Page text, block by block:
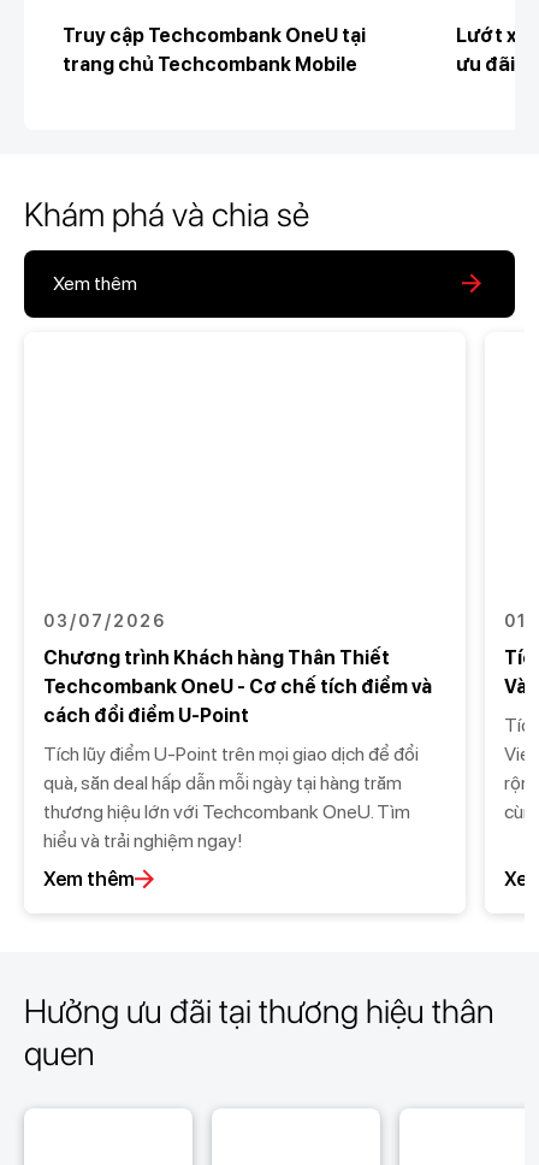
Truy cập Techcombank OneU tại
trang chủ Techcombank Mobile
Lướt
ưu đãi
Khám phá và chia sẻ
Xem thêm
03/07/2026
Chương trình Khách hàng Thân Thiết
Techcombank OneU - Cơ chế tích điểm và
cách đổi điểm U-Point
Tích lũy điểm U-Point trên mọi giao dịch để đổi
quà, săn deal hấp dẫn mỗi ngày tại hàng trăm
thương hiệu lớn với Techcombank OneU. Tìm
hiểu và trải nghiệm ngay!
Xem thêm
Hưởng ưu đãi tại thương hiệu thân
quen